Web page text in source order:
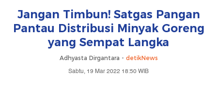
Jangan Timbun! Satgas Pangan
Pantau Distribusi Minyak Goreng
yang Sempat Langka
Adhyasta Dirgantara - detikNews
Sabtu, 19 Mar 2022 18:50 WIB